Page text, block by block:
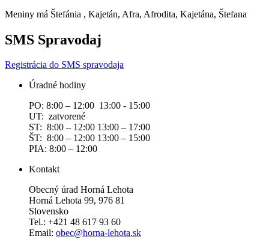
Meniny má Štefánia , Kajetán, Afra, Afrodita, Kajetána, Štefana
SMS Spravodaj
Registrácia do SMS spravodaja
Úradné hodiny
PO: 8:00 – 12:00 13:00 - 15:00
UT: zatvorené
ST: 8:00 – 12:00 13:00 – 17:00
ŠT: 8:00 – 12:00 13:00 – 15:00
PIA: 8:00 – 12:00
Kontakt
Obecný úrad Horná Lehota
Horná Lehota 99, 976 81
Slovensko
Tel.: +421 48 617 93 60
Email: obec@horna-lehota.sk